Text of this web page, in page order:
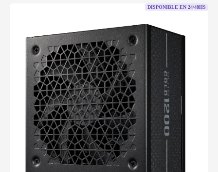
DISPONIBLE EN 24/48HS